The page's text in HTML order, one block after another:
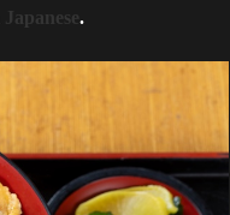
Japanese.